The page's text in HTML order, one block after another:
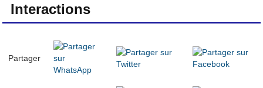
Interactions
Partager